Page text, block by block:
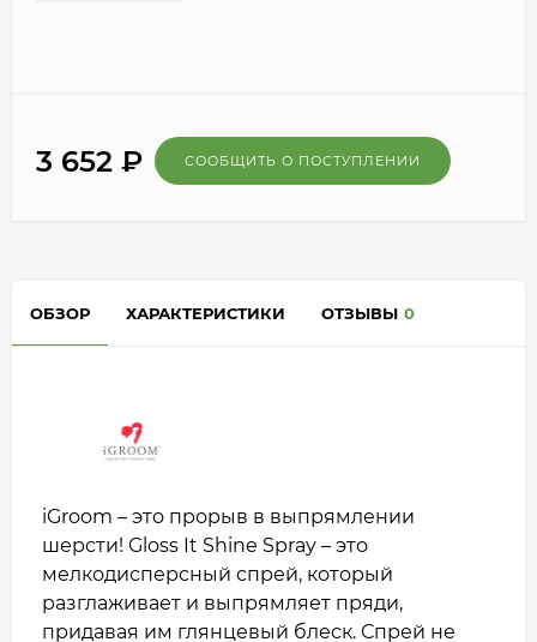
3 652 ₽ СООБЩИТЬ О ПОСТУПЛЕНИИ
ОБЗОР ХАРАКТЕРИСТИКИ ОТЗЫВЫ 0
iGroom – это прорыв в выпрямлении
шерсти! Gloss It Shine Spray – это
мелкодисперсный спрей, который
разглаживает и выпрямляет пряди,
придавая им глянцевый блеск. Спрей не